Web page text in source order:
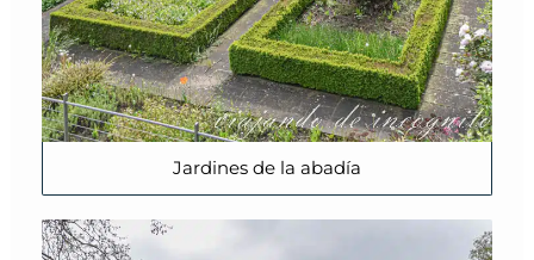
Jardines de la abadía